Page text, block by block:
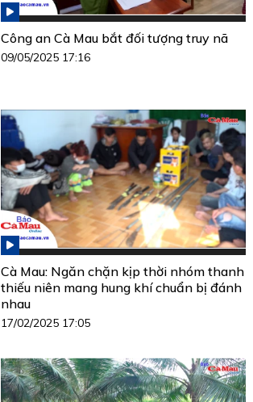
Công an Cà Mau bắt đối tượng truy nã
09/05/2025 17:16
Cà Mau: Ngăn chặn kịp thời nhóm thanh
thiếu niên mang hung khí chuẩn bị đánh
nhau
17/02/2025 17:05